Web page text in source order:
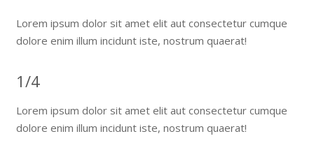
Lorem ipsum dolor sit amet elit aut consectetur cumque
dolore enim illum incidunt iste, nostrum quaerat!
1/4
Lorem ipsum dolor sit amet elit aut consectetur cumque
dolore enim illum incidunt iste, nostrum quaerat!